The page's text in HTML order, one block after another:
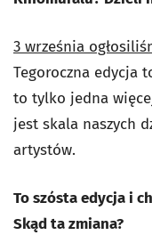
3 września
Tegoroczna edycja
to tylko jedna
jest skala naszych
artystów.
To szósta edycja i
Skąd ta zmiana?